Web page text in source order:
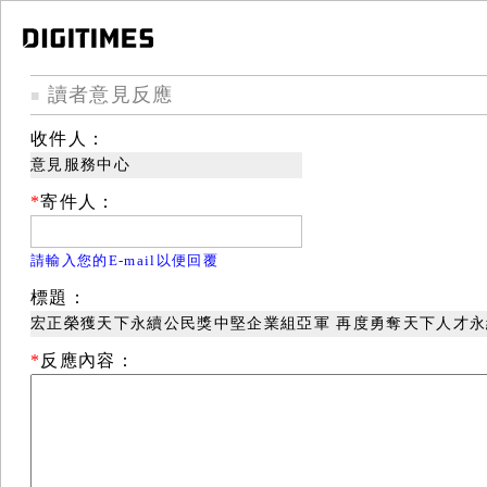
■ 讀者意見反應
收件人：
意見服務中心
*寄件人：
請輸入您的E-mail以便回覆
標題：
宏正榮獲天下永續公民獎中堅企業組亞軍 再度勇奪天下人才
* 反應內容：